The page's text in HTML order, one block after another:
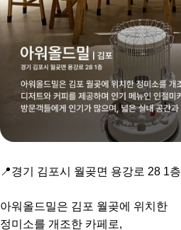
📍경기 김포시 월곶면 용강로 28 1층
아워올드밀은 김포 월곶에 위치한
정미소를 개조한 카페로,